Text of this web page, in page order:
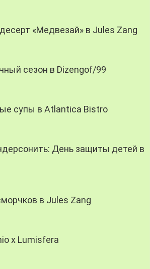
«Медвезай» в Jules Zang
сезон в Dizengof/99
супы в Atlantica Bistro
День защиты детей в
в Jules Zang
x Lumisfera